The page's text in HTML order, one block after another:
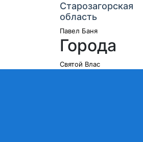
Старозагорская
область
Павел Баня
Города
Святой Влас